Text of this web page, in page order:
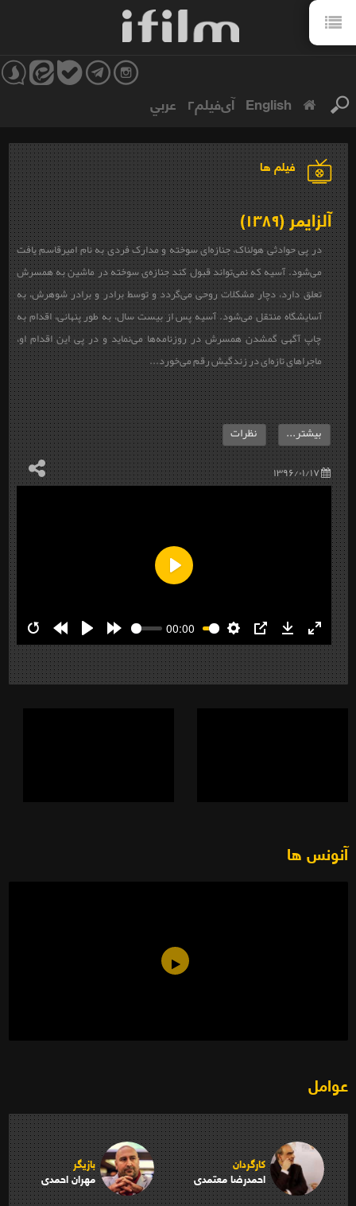
English آی‌فیلم۲ عربي
فیلم ها
آلزایمر (۱۳۸۹)
در پی حوادثی هولناک، جنازه‌ای سوخته و مدارک فردی به نام امیرقاسم یافت
می‌شود. آسیه که نمی‌تواند قبول کند جنازه‌ی سوخته در ماشین به همسرش
تعلق دارد، دچار مشکلات روحی می‌گردد و توسط برادر و برادر شوهرش، به
آسایشگاه منتقل می‌شود. آسیه پس از بیست سال، به طور پنهانی، اقدام به
چاپ آگهی گمشدن همسرش در روزنامه‌ها می‌نماید و در پی این اقدام او،
ماجراهای تازه‌ای در زندگیش رقم می‌خورد...
۱۳۹۶/۰۱/۱۷
بیشتر... نظرات
RestartRewind
10s
Play Forward
10s
00:00
Settings
PIP Download
Enter
Play
آنونس ها
عوامل
کارگردان
احمدرضا معتمدی
بازیگر
مهران احمدی